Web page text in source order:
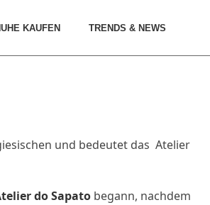
KAUFEN TRENDS & NEWS
und bedeutet das Atelier
do Sapato begann, nachdem